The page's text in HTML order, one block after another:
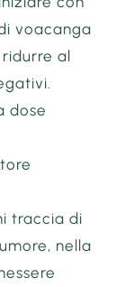
voacanga
al
dose
traccia di
nella